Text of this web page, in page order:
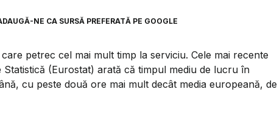
NE CA SURSĂ PREFERATĂ PE GOOGLE
petrec cel mai mult timp la serviciu. Cele mai recente
(Eurostat) arată că timpul mediu de lucru în
cu peste două ore mai mult decât media europeană, de